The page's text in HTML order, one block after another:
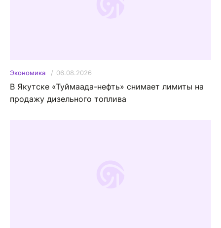
Экономика 06.08.2026
В Якутске «Туймаада-нефть» снимает лимиты на
продажу дизельного топлива